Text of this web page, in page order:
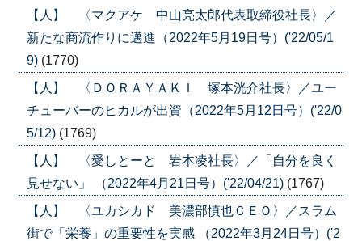
【人】 〈マクアケ 中山亮太郎代表取締役社長〉／
新たな商流作りに邁進（2022年5月19日号）('22/05/1
9) (1770)
【人】 〈ＤＯＲＡＹＡＫＩ 塚本洸介社長〉／ユー
チューバーのヒカルが出資（2022年5月12日号）('22/0
5/12) (1769)
【人】 〈愛しとーと 岩本凌社長〉／「自分を良く
見せない」 （2022年4月21日号）('22/04/21) (1767)
【人】 〈ユカシカド 美濃部慎也ＣＥＯ〉／スラム
街で「栄養」の重要性を実感 （2022年3月24日号）('2